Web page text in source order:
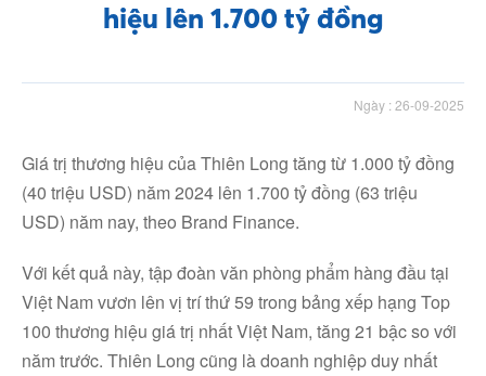
hiệu lên 1.700 tỷ đồng
Ngày : 26-09-2025
Giá trị thương hiệu của Thiên Long tăng từ 1.000 tỷ đồng
(40 triệu USD) năm 2024 lên 1.700 tỷ đồng (63 triệu
USD) năm nay, theo Brand Finance.
Với kết quả này, tập đoàn văn phòng phẩm hàng đầu tại
Việt Nam vươn lên vị trí thứ 59 trong bảng xếp hạng Top
100 thương hiệu giá trị nhất Việt Nam, tăng 21 bậc so với
năm trước. Thiên Long cũng là doanh nghiệp duy nhất